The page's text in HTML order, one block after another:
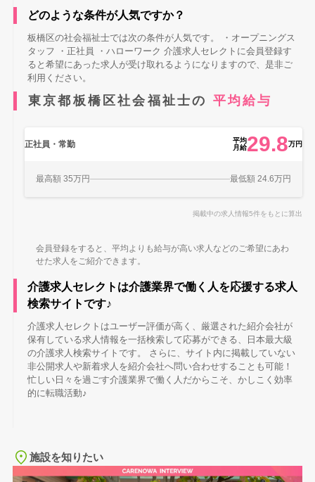
どのような条件が人気ですか？
板橋区の社会福祉士では次の条件が人気です。 ・オープニングス
タッフ ・正社員 ・ハローワーク 介護求人セレクトに会員登録す
ると希望にあった求人が受け取れるようになりますので、是非ご
利用ください。
東京都板橋区社会福祉士の 平均給与
正社員・常勤
平均
月給29.8万円
最高額 35万円 最低額 24.6万円
掲載中の求人情報5件をもとに算出
会員登録をすると、平均よりも給与が高い求人などのご希望にあわ
せた求人をご紹介できます。
介護求人セレクトは介護業界で働く人を応援する求人
検索サイトです♪
介護求人セレクトはユーザー評価が高く、厳選された紹介会社が
保有している求人情報を一括検索して応募ができる、日本最大級
の介護求人検索サイトです。 さらに、サイト内に掲載していない
非公開求人や新着求人を紹介会社へ問い合わせすることも可能！
忙しい日々を過ごす介護業界で働く人だからこそ、かしこく効率
的に転職活動♪
施設を知りたい